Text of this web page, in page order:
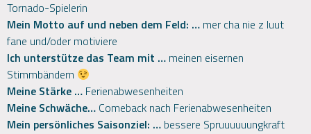
Tornado-Spielerin
Mein Motto auf und neben dem Feld: … mer cha nie z luut
fane und/oder motiviere
Ich unterstütze das Team mit … meinen eisernen
Stimmbändern
Meine Stärke … Ferienabwesenheiten
Meine Schwäche… Comeback nach Ferienabwesenheiten
Mein persönliches Saisonziel: … bessere Spruuuuuungkraft